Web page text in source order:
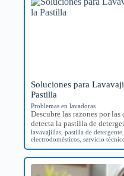
Soluciones para
Pastilla
Problemas en lavadoras
Descubre las razones por
detecta la pastilla de
lavavajillas ,pastilla de detergente
electrodomésticos ,servicio